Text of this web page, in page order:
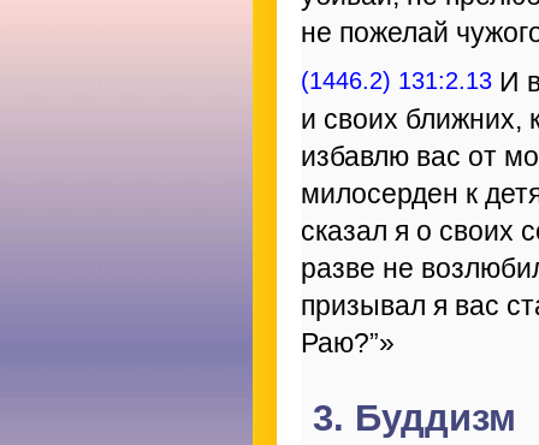
не пожелай
(1446.2) 131:2.13 И
и своих ближних,
избавлю вас от
милосерден к
сказал я о своих
разве не
призывал я вас
Раю?”»
3. Буддизм